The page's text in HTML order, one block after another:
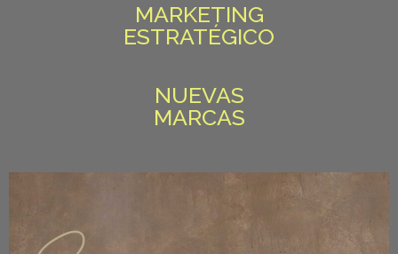
MARKETING
ESTRATÉGICO
NUEVAS
MARCAS